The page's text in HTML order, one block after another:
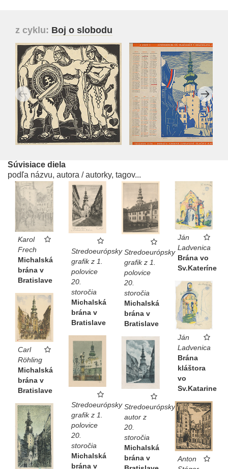
z cyklu: Boj o slobodu
Súvisiace diela
podľa názvu, autora / autorky, tagov...
Karol
Frech
Michalská
brána v
Bratislave
Stredoeurópsky
grafik z 1.
polovice
20.
storočia
Michalská
brána v
Bratislave
Stredoeurópsky
grafik z 1.
polovice
20.
storočia
Michalská
brána v
Bratislave
Ján
Ladvenica
Brána vo
Sv.Kateríne
Ján
Ladvenica
Brána
kláštora
vo
Sv.Katarine
Carl
Röhling
Michalská
brána v
Bratislave
Stredoeurópsky
grafik z 1.
polovice
20.
storočia
Michalská
brána v
Stredoeurópsky
autor z
20.
storočia
Michalská
brána v
Anton